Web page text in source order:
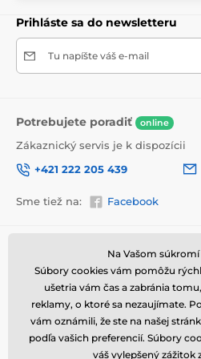
nezabudneme na krabicu
o krehkom tovare, čo znižuje
Výhody obrazov na plátne
g/m
(zmes polyesteru a
Tlač je prostredníctvom
zabezpečia sýtosť farieb (12-
Nepotrebnosť ďalšieho rámu.
Prihláste sa do newsletteru
Tu napíšte váš e-mail
Potrebujete poradiť online
Zákaznický servis je k dispozícii
+421 222 205 439
Sme tiež na: Facebook
Informácie o nákupe
Obchodné a reklamačné
podmienky
Ochrana osobných údajov
Doprava a platba
Na Vašom súkromí
Súbory cookies vám pomôžu
ušetria vám čas a zabránia
reklamy, o ktoré sa nezaujímate.
vám oznámili, že ste na našej
podľa vašich preferencií. Súbory
váš vylepšený zážitok